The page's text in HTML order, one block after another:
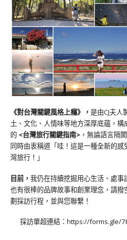
《對台灣關鍵風格上癮》 ， 是由CJ夫人
土、文化、人情味等地方深厚底蘊，
的 <台灣旅行關鍵指南> ，無論語言隔
同時由衷稱道「哇！這是一種全新的
灣旅行！」
目前， 我仍在持續挖掘用心生活、處
也有很棒的品牌故事和創業理念，請撥
劃採訪行程，並與您聯繫！
採訪單超連結： https://forms.gle/